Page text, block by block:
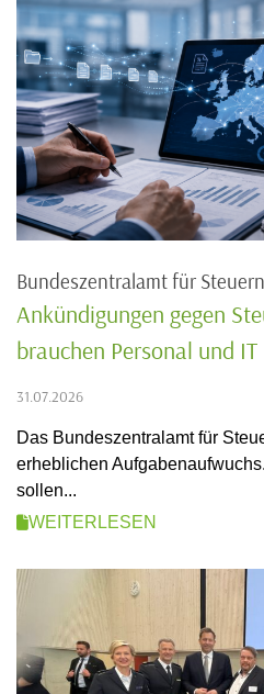
Bundeszentralamt für Steuern
Ankündigungen gegen
brauchen Personal und IT
31.07.2026
Das Bundeszentralamt für
erheblichen
sollen...
WEITERLESEN